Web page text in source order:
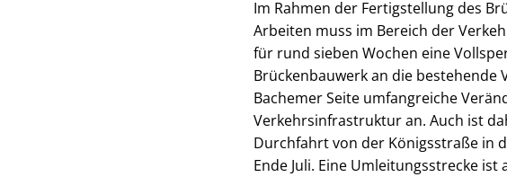
Im Rahmen der Fertigstellung des
Arbeiten muss im Bereich der
für rund sieben Wochen eine
Brückenbauwerk an die
Bachemer Seite umfangreiche
Verkehrsinfrastruktur an. Auch ist
Durchfahrt von der Königsstraße in
Ende Juli. Eine Umleitungsstrecke